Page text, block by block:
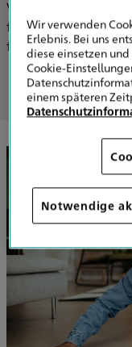
Verantwortung geht
für
finanzielle Vorsorge
Wir verwenden
Erlebnis. Bei uns
diese einsetzen
Cookie-
einem späteren
Notwendige